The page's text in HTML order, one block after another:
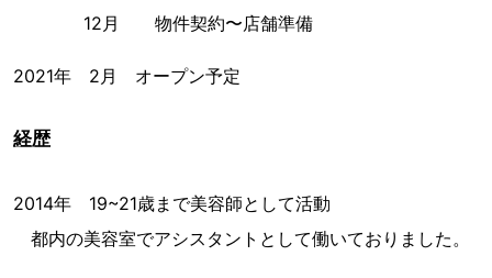
12月 物件契約〜店舗準備
2021年 2月 オープン予定
経歴
2014年 19~21歳まで美容師として活動
都内の美容室でアシスタントとして働いておりました。